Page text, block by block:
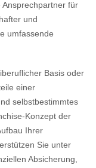
für
und
umfassende
Basis oder
einer
selbstbestimmtes
Konzept der
Ihrer
Sie unter
Absicherung,